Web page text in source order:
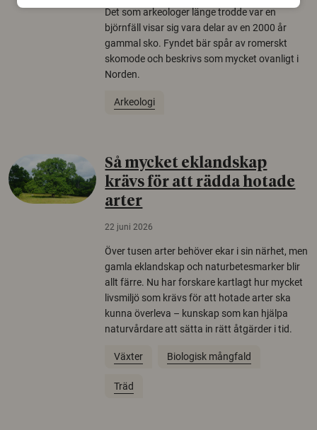
Det som arkeologer länge trodde var en
björnfäll visar sig vara delar av en 2000 år
gammal sko. Fyndet bär spår av romerskt
skomode och beskrivs som mycket ovanligt i
Norden.
Arkeologi
Så mycket eklandskap
krävs för att rädda hotade
arter
22 juni 2026
Över tusen arter behöver ekar i sin närhet, men
gamla eklandskap och naturbetesmarker blir
allt färre. Nu har forskare kartlagt hur mycket
livsmiljö som krävs för att hotade arter ska
kunna överleva – kunskap som kan hjälpa
naturvårdare att sätta in rätt åtgärder i tid.
Växter Biologisk mångfald
Träd